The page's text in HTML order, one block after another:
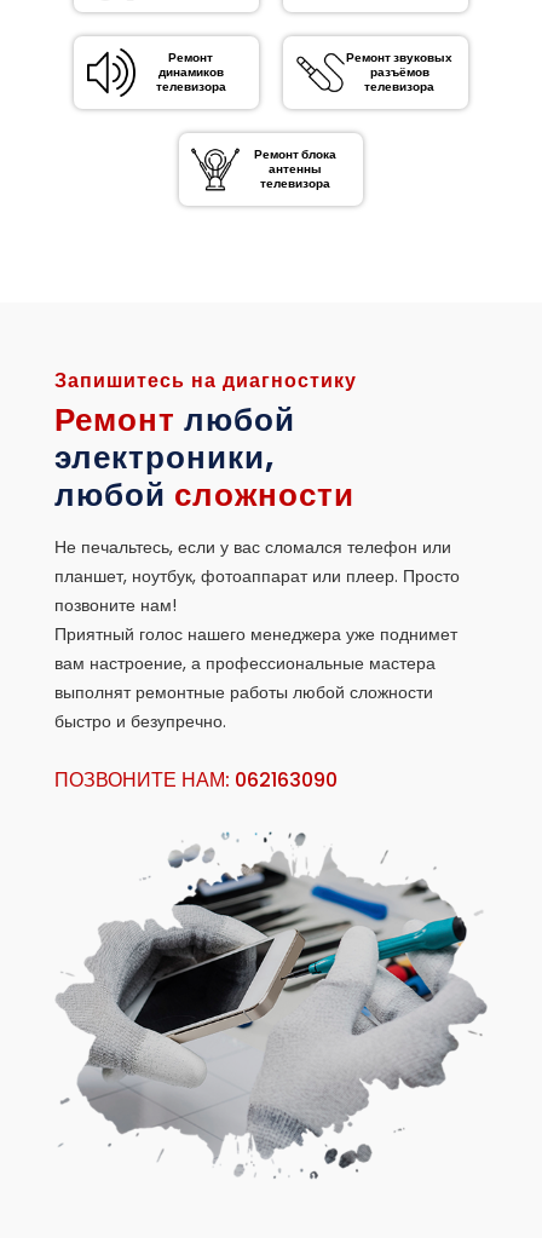
Ремонт
динамиков
телевизора
Ремонт звуковых
разъёмов
телевизора
Ремонт блока
антенны
телевизора
Запишитесь на диагностику
Ремонт любой
электроники,
любой сложности
Не печальтесь, если у вас сломался телефон или
планшет, ноутбук, фотоаппарат или плеер. Просто
позвоните нам!
Приятный голос нашего менеджера уже поднимет
вам настроение, а профессиональные мастера
выполнят ремонтные работы любой сложности
быстро и безупречно.
ПОЗВОНИТЕ НАМ: 062163090